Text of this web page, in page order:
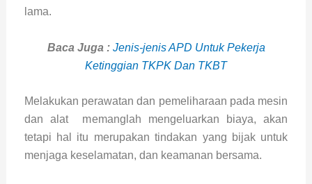
lama.
Baca Juga : Jenis-jenis APD Untuk Pekerja
Ketinggian TKPK Dan TKBT
Melakukan perawatan dan pemeliharaan pada mesin
dan alat memanglah mengeluarkan biaya, akan
tetapi hal itu merupakan tindakan yang bijak untuk
menjaga keselamatan, dan keamanan bersama.